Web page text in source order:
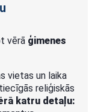
vērā ģimenes
vietas un laika
reliģiskās
katru detaļu: